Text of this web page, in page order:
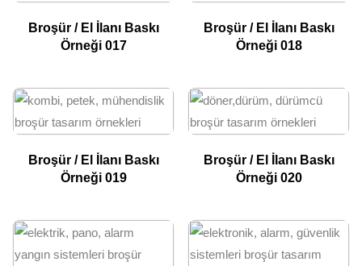
Broşür / El İlanı Baskı
Örneği 017
Broşür / El İlanı Baskı
Örneği 018
Broşür / El İlanı Baskı
Örneği 019
Broşür / El İlanı Baskı
Örneği 020